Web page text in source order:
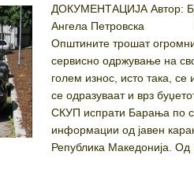
ДОКУМЕНТАЦИЈА
Ангела Петровска
Општините трошат
сервисно одржување на
голем износ, исто така, се
се одразуваат и врз
СКУП испрати Барања по
информации од јавен
Република Македонија.